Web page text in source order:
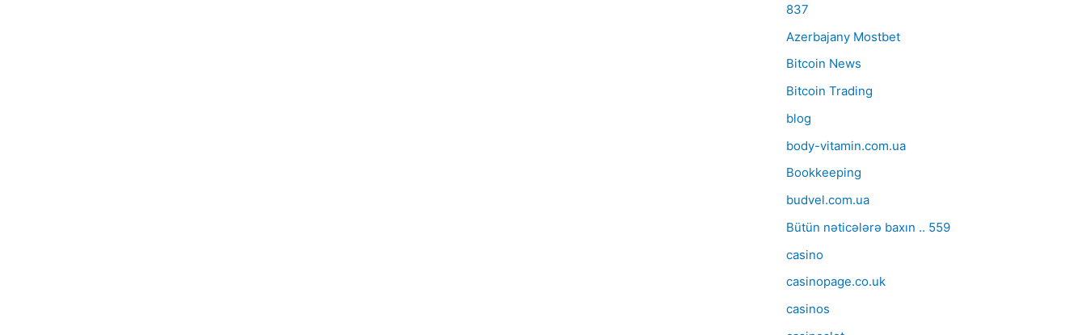
837
Azerbajany Mostbet
Bitcoin News
Bitcoin Trading
blog
body-vitamin.com.ua
Bookkeeping
budvel.com.ua
Bütün nəticələrə baxın .. 559
casino
casinopage.co.uk
casinos